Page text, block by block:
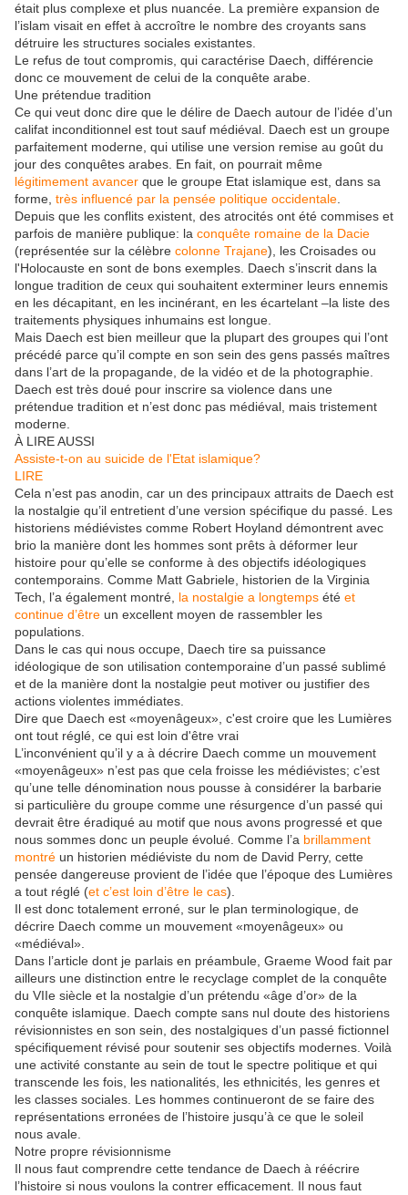
était plus complexe et plus nuancée. La première expansion de
l’islam visait en effet à accroître le nombre des croyants sans
détruire les structures sociales existantes.
Le refus de tout compromis, qui caractérise Daech, différencie
donc ce mouvement de celui de la conquête arabe.
Une prétendue tradition
Ce qui veut donc dire que le délire de Daech autour de l’idée d’un
califat inconditionnel est tout sauf médiéval. Daech est un groupe
parfaitement moderne, qui utilise une version remise au goût du
jour des conquêtes arabes. En fait, on pourrait même
légitimement avancer que le groupe Etat islamique est, dans sa
forme, très influencé par la pensée politique occidentale
Depuis que les conflits existent, des atrocités ont été commises et
parfois de manière publique: la conquête romaine de la Dacie
(représentée sur la célèbre colonne Trajane), les Croisades ou
l'Holocauste en sont de bons exemples. Daech s’inscrit dans la
longue tradition de ceux qui souhaitent exterminer leurs ennemis
en les décapitant, en les incinérant, en les écartelant –la liste des
traitements physiques inhumains est longue.
Mais Daech est bien meilleur que la plupart des groupes qui l’ont
précédé parce qu’il compte en son sein des gens passés maîtres
dans l’art de la propagande, de la vidéo et de la photographie.
Daech est très doué pour inscrire sa violence dans une
prétendue tradition et n’est donc pas médiéval, mais tristement
moderne.
À LIRE AUSSI
Assiste-t-on au suicide de l'Etat islamique?
LIRE
Cela n’est pas anodin, car un des principaux attraits de Daech est
la nostalgie qu’il entretient d’une version spécifique du passé. Les
historiens médiévistes comme Robert Hoyland démontrent avec
brio la manière dont les hommes sont prêts à déformer leur
histoire pour qu’elle se conforme à des objectifs idéologiques
contemporains. Comme Matt Gabriele, historien de la Virginia
Tech, l’a également montré, la nostalgie a longtemps été et
continue d’être un excellent moyen de rassembler les
populations.
Dans le cas qui nous occupe, Daech tire sa puissance
idéologique de son utilisation contemporaine d’un passé sublimé
et de la manière dont la nostalgie peut motiver ou justifier des
actions violentes immédiates.
Dire que Daech est «moyenâgeux», c'est croire que les Lumières
ont tout réglé, ce qui est loin d'être vrai
L’inconvénient qu’il y a à décrire Daech comme un mouvement
«moyenâgeux» n’est pas que cela froisse les médiévistes; c’est
qu’une telle dénomination nous pousse à considérer la barbarie
si particulière du groupe comme une résurgence d’un passé qui
devrait être éradiqué au motif que nous avons progressé et que
nous sommes donc un peuple évolué. Comme l’a brillamment
montré un historien médiéviste du nom de David Perry, cette
pensée dangereuse provient de l’idée que l’époque des Lumières
a tout réglé (et c’est loin d’être le cas).
Il est donc totalement erroné, sur le plan terminologique, de
décrire Daech comme un mouvement «moyenâgeux» ou
«médiéval».
Dans l’article dont je parlais en préambule, Graeme Wood fait par
ailleurs une distinction entre le recyclage complet de la conquête
du VIIe siècle et la nostalgie d’un prétendu «âge d’or» de la
conquête islamique. Daech compte sans nul doute des historiens
révisionnistes en son sein, des nostalgiques d’un passé fictionnel
spécifiquement révisé pour soutenir ses objectifs modernes. Voilà
une activité constante au sein de tout le spectre politique et qui
transcende les fois, les nationalités, les ethnicités, les genres et
les classes sociales. Les hommes continueront de se faire des
représentations erronées de l’histoire jusqu’à ce que le soleil
nous avale.
Notre propre révisionnisme
Il nous faut comprendre cette tendance de Daech à réécrire
l’histoire si nous voulons la contrer efficacement. Il nous faut